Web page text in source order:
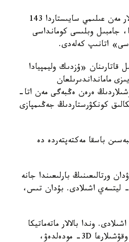
«وتكەن وقۋ جىلىندا جامبىلدىق وقۋشىلار رەسپۋبليكالىق، حالىقارالىق وليمپيادالار مەن عىلىمي سايىستاردا 143
جامبىل وبلىسى كومانداسى
اتانىپ كەلەدى.
قاتارىنان «ۇزدىك وليمپيادا
وتىر. وليمپيادا جانە عىلىم سايىستارى جۇلدەگەرلەرىنىڭ 63 پايىزى مامانداندىرىلعان
ەرەن ەڭبەگى مەن اتا-
بيىل وبلىستاعى 508 پەداگوگ رەسپۋبليكالىق كونكۋرستاردىڭ جەڭىمپازى
باسقا مەكتەپتەردە دە
ورتالىعىنىڭ بارلىعىندا جانە
ماتەماتيكالىق پاندەردى تەرەڭدەتە وقىتاتىن 11 مەكتەپ- ليتسەي اشىلادى. بۇدان تىس،
وندا بالالار ماتەماتيكا
مەن فيزيكانى تەرەڭدەي وقيدى. جىل سوڭىنا دەيىن 12 ІТ- سىنىپ اشىلىپ، وقۋشىلارعا 3D- مودەلدەۋ،